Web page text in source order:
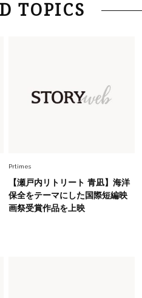
」は褒め言葉？“若い＝美しい”と
プ→トイレ、じゃあ底上げ運
に華やぐ！40代、夏の「甘めト
コーデ〈3選〉
TOPICS
Prtimes
【瀬戸内リトリート 青凪】海洋
保全をテーマにした国際短編映
画祭受賞作品を上映